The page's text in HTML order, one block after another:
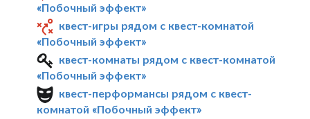
«Побочный эффект»
квест-игры рядом с квест-комнатой
«Побочный эффект»
квест-комнаты рядом с квест-комнатой
«Побочный эффект»
квест-перформансы рядом с квест-
комнатой «Побочный эффект»